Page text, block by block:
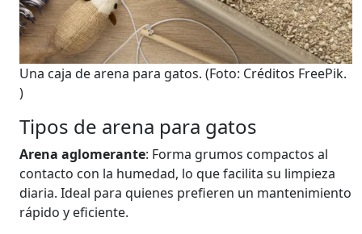
Una caja de arena para gatos. (Foto: Créditos FreePik.
)
Tipos de arena para gatos
Arena aglomerante: Forma grumos compactos al
contacto con la humedad, lo que facilita su limpieza
diaria. Ideal para quienes prefieren un mantenimiento
rápido y eficiente.